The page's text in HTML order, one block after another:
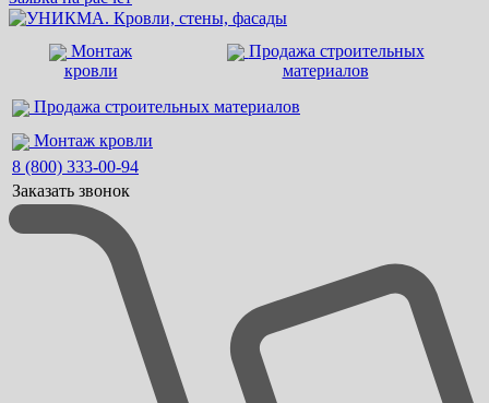
Монтаж
кровли
Продажа строительных
материалов
Продажа строительных материалов
Монтаж кровли
8 (800) 333-00-94
Заказать звонок